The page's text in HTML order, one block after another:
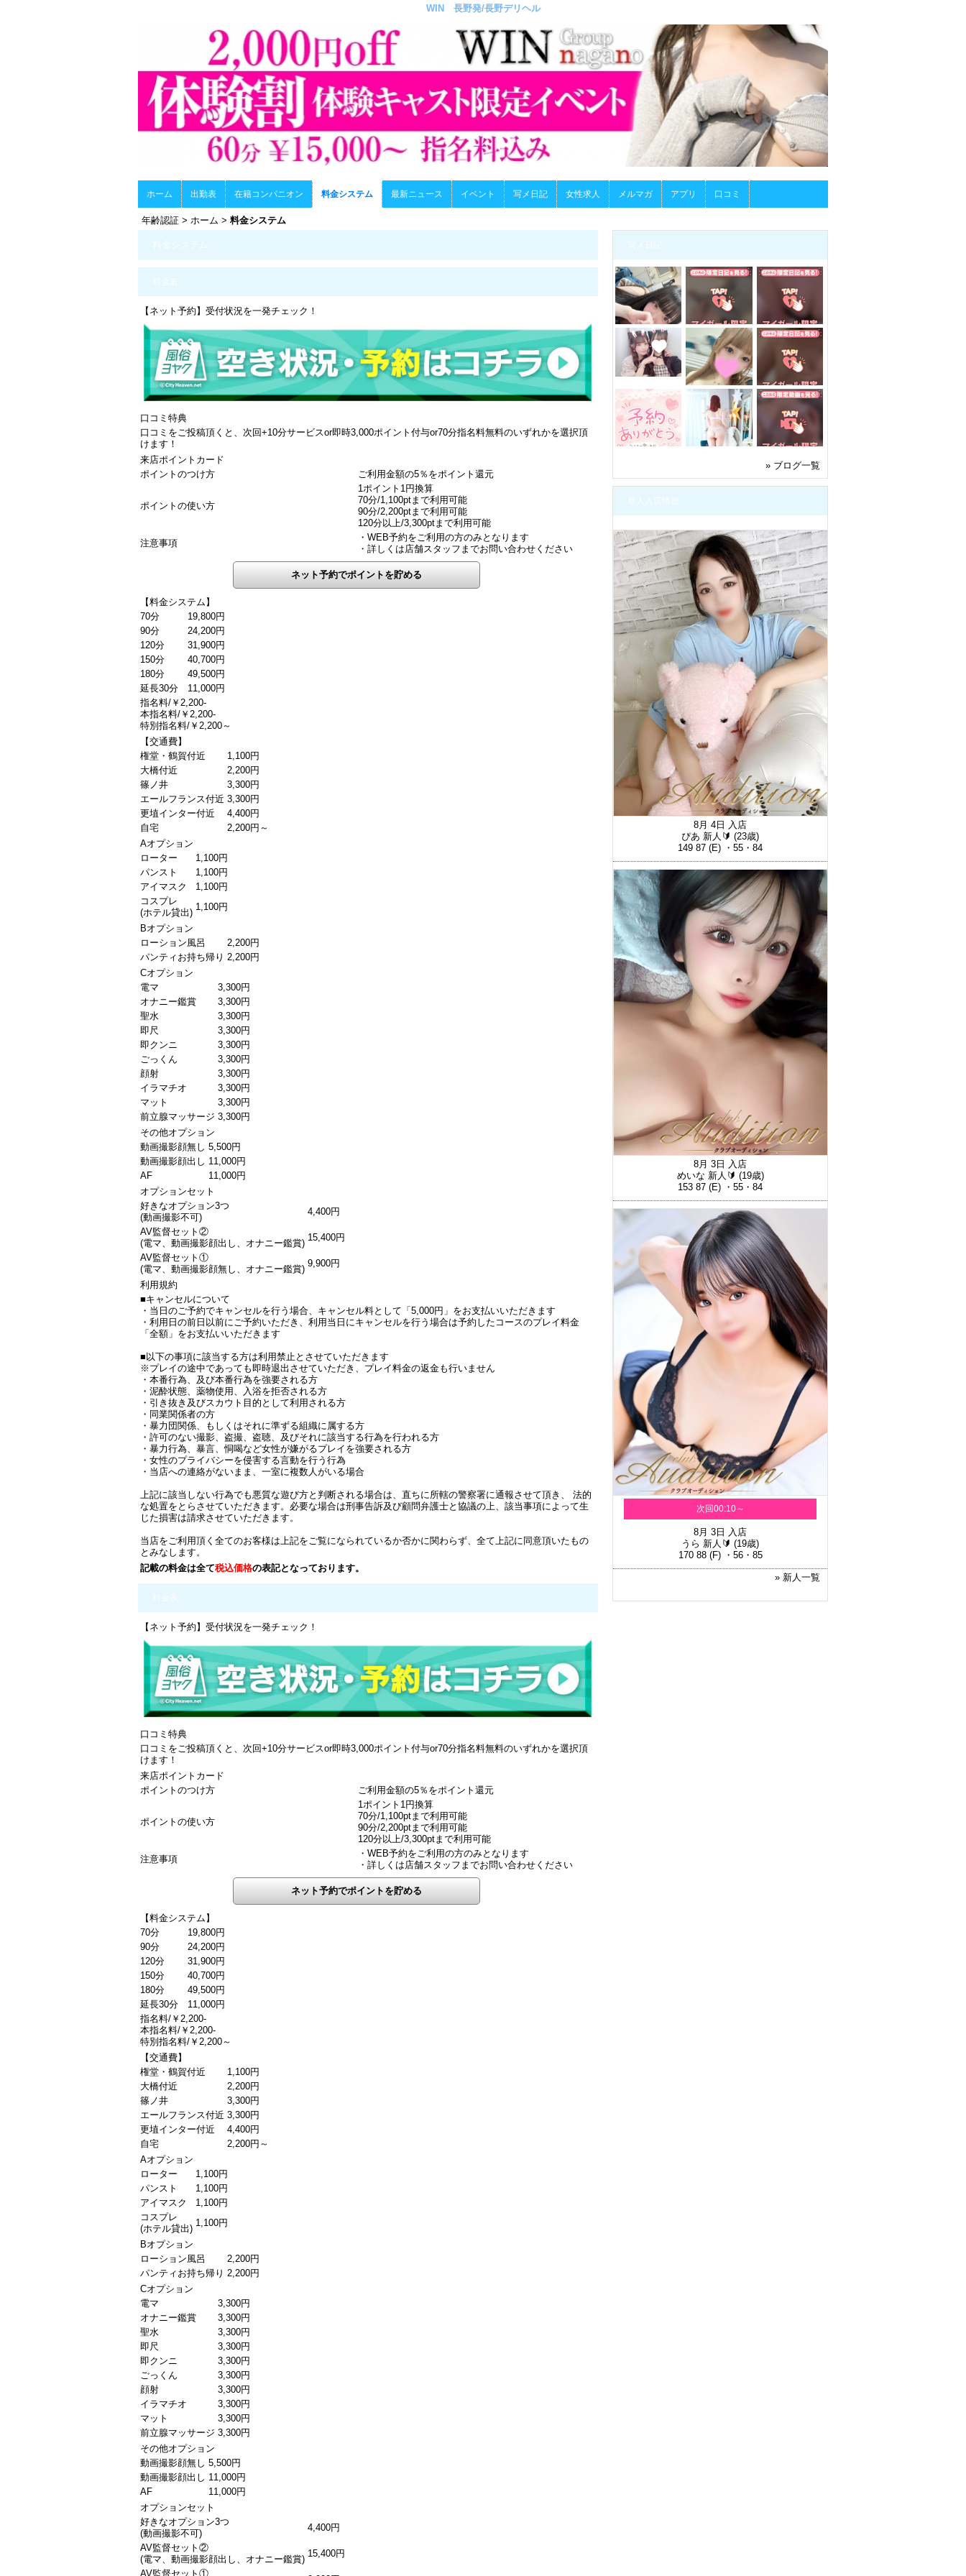
WIN 長野発/長野デリヘル
ホーム 出勤表 在籍コンパニオン 料金システム 最新ニュース イベント 写メ日記 女性求人 メルマガ アプリ 口コミ
年齢認証 > ホーム > 料金システム
料金システム
料金表
【ネット予約】受付状況を一発チェック！
口コミ特典
口コミをご投稿頂くと、次回+10分サービスor即時3,000ポイント付与or70分指名料無料のいずれかを選択頂
けます！
来店ポイントカード
ポイントのつけ方
ご利用金額の5％をポイント還元
ポイントの使い方
1ポイント1円換算
70分/1,100ptまで利用可能
90分/2,200ptまで利用可能
120分以上/3,300ptまで利用可能
注意事項
・WEB予約をご利用の方のみとなります
・詳しくは店舗スタッフまでお問い合わせください
ネット予約でポイントを貯める
【料金システム】
70分
19,800円
90分
24,200円
120分
31,900円
150分
40,700円
180分
49,500円
延長30分
11,000円
指名料/￥2,200-
本指名料/￥2,200-
特別指名料/￥2,200～
【交通費】
権堂・鶴賀付近
1,100円
大橋付近
2,200円
篠ノ井
3,300円
エールフランス付近 3,300円
更埴インター付近
4,400円
自宅
2,200円～
Aオプション
ローター
1,100円
パンスト
1,100円
アイマスク
1,100円
コスプレ
(ホテル貸出)
1,100円
Bオプション
ローション風呂
2,200円
パンティお持ち帰り 2,200円
Cオプション
電マ
3,300円
オナニー鑑賞
3,300円
聖水
3,300円
即尺
3,300円
即クンニ
3,300円
ごっくん
3,300円
顔射
3,300円
イラマチオ
3,300円
マット
3,300円
前立腺マッサージ 3,300円
その他オプション
動画撮影顔無し 5,500円
動画撮影顔出し 11,000円
AF
11,000円
オプションセット
好きなオプション3つ
(動画撮影不可)
4,400円
AV監督セット②
(電マ、動画撮影顔出し、オナニー鑑賞)
15,400円
AV監督セット①
(電マ、動画撮影顔無し、オナニー鑑賞)
9,900円
利用規約
■キャンセルについて
・当日のご予約でキャンセルを行う場合、キャンセル料として「5,000円」をお支払いいただきます
・利用日の前日以前にご予約いただき、利用当日にキャンセルを行う場合は予約したコースのプレイ料金
「全額」をお支払いいただきます
■以下の事項に該当する方は利用禁止とさせていただきます
※プレイの途中であっても即時退出させていただき、プレイ料金の返金も行いません
・本番行為、及び本番行為を強要される方
・泥酔状態、薬物使用、入浴を拒否される方
・引き抜き及びスカウト目的として利用される方
・同業関係者の方
・暴力団関係、もしくはそれに準ずる組織に属する方
・許可のない撮影、盗撮、盗聴、及びそれに該当する行為を行われる方
・暴力行為、暴言、恫喝など女性が嫌がるプレイを強要される方
・女性のプライバシーを侵害する言動を行う行為
・当店への連絡がないまま、一室に複数人がいる場合
上記に該当しない行為でも悪質な遊び方と判断される場合は、直ちに所轄の警察署に通報させて頂き、 法的
な処置をとらさせていただきます。必要な場合は刑事告訴及び顧問弁護士と協議の上、該当事項によって生
じた損害は請求させていただきます。
当店をご利用頂く全てのお客様は上記をご覧になられているか否かに関わらず、全て上記に同意頂いたもの
とみなします。
記載の料金は全て税込価格の表記となっております。
料金表
【ネット予約】受付状況を一発チェック！
口コミ特典
口コミをご投稿頂くと、次回+10分サービスor即時3,000ポイント付与or70分指名料無料のいずれかを選択頂
けます！
来店ポイントカード
ポイントのつけ方
ご利用金額の5％をポイント還元
ポイントの使い方
1ポイント1円換算
70分/1,100ptまで利用可能
90分/2,200ptまで利用可能
120分以上/3,300ptまで利用可能
注意事項
・WEB予約をご利用の方のみとなります
・詳しくは店舗スタッフまでお問い合わせください
ネット予約でポイントを貯める
【料金システム】
70分
19,800円
90分
24,200円
120分
31,900円
150分
40,700円
180分
49,500円
延長30分
11,000円
指名料/￥2,200-
本指名料/￥2,200-
特別指名料/￥2,200～
【交通費】
権堂・鶴賀付近
1,100円
大橋付近
2,200円
篠ノ井
3,300円
エールフランス付近 3,300円
更埴インター付近
4,400円
自宅
2,200円～
Aオプション
ローター
1,100円
パンスト
1,100円
アイマスク
1,100円
コスプレ
(ホテル貸出)
1,100円
Bオプション
ローション風呂
2,200円
パンティお持ち帰り 2,200円
Cオプション
電マ
3,300円
オナニー鑑賞
3,300円
聖水
3,300円
即尺
3,300円
即クンニ
3,300円
ごっくん
3,300円
顔射
3,300円
イラマチオ
3,300円
マット
3,300円
前立腺マッサージ 3,300円
その他オプション
動画撮影顔無し 5,500円
動画撮影顔出し 11,000円
AF
11,000円
オプションセット
好きなオプション3つ
(動画撮影不可)
4,400円
AV監督セット②
(電マ、動画撮影顔出し、オナニー鑑賞)
15,400円
AV監督セット①
写メ日記
» ブログ一覧
新人入店情報
8月 4日 入店
ぴあ 新人🔰 (23歳)
149 87 (E) ・55・84
8月 3日 入店
めいな 新人🔰 (19歳)
153 87 (E) ・55・84
次回00:10～
8月 3日 入店
うら 新人🔰 (19歳)
170 88 (F) ・56・85
» 新人一覧